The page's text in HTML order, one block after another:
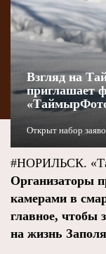
Взгляд на
приглашает
Открыт набор
#НОРИЛЬСК.
Организаторы
камерами в
главное, чтобы
на жизнь